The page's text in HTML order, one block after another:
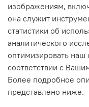
изображениям,
она служит
статистики об
аналитического
оптимизировать наш
соответствии с
Более подробное
представлено ниже.